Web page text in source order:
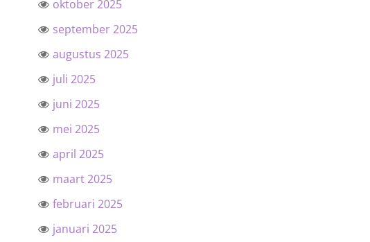
oktober 2025
september 2025
augustus 2025
juli 2025
juni 2025
mei 2025
april 2025
maart 2025
februari 2025
januari 2025